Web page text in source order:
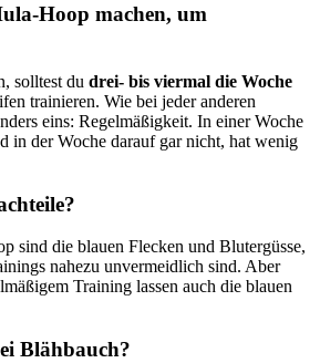
Hoop machen, um
solltest du drei- bis viermal die Woche
trainieren. Wie bei jeder anderen
eins: Regelmäßigkeit. In einer Woche
in der Woche darauf gar nicht, hat wenig
sind die blauen Flecken und Blutergüsse,
nahezu unvermeidlich sind. Aber
Training lassen auch die blauen
Blähbauch?